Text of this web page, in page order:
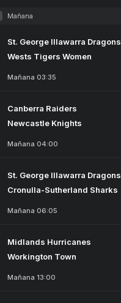
Mañana
Wests Tigers Women
Mañana 03:35
Canberra Raiders
Newcastle Knights
Mañana 04:00
St. George Illawarra Dragons
Cronulla-Sutherland Sharks
Mañana 06:05
Midlands Hurricanes
Workington Town
Mañana 13:00